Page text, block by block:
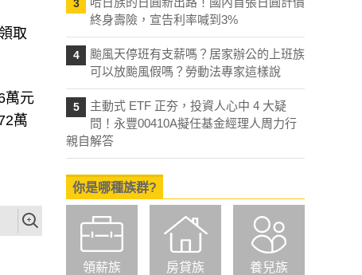
取
萬元
萬
3
終身壽險，宣告利率喊到3%
4
颱風天停班有支薪嗎？居家辦公的上班族
可以放颱風假嗎？勞動法專家這樣說
5
主動式 ETF 正夯，投資人心中 4 大疑
問！永豐00410A擬任基金經理人周力行
親自解答
你是哪種族群?
領薪族 房貸族 養兒族